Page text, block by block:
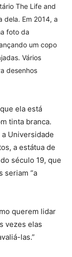
The Life and
dela. Em 2014, a
foto da
um copo
Vários
desenhos
ela está
tinta branca.
Universidade
a estátua de
século 19, que
seriam “a
querem lidar
vezes elas
las.”